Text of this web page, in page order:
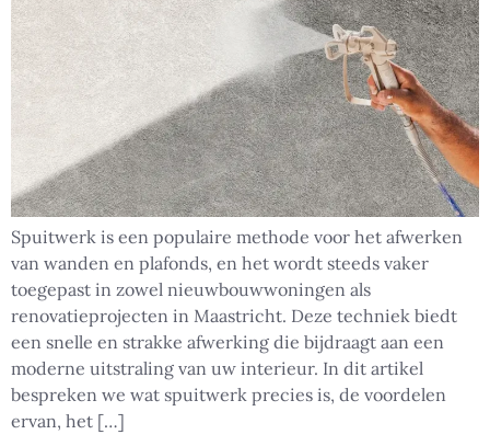
Spuitwerk is een populaire methode voor het afwerken
van wanden en plafonds, en het wordt steeds vaker
toegepast in zowel nieuwbouwwoningen als
renovatieprojecten in Maastricht. Deze techniek biedt
een snelle en strakke afwerking die bijdraagt aan een
moderne uitstraling van uw interieur. In dit artikel
bespreken we wat spuitwerk precies is, de voordelen
ervan, het […]